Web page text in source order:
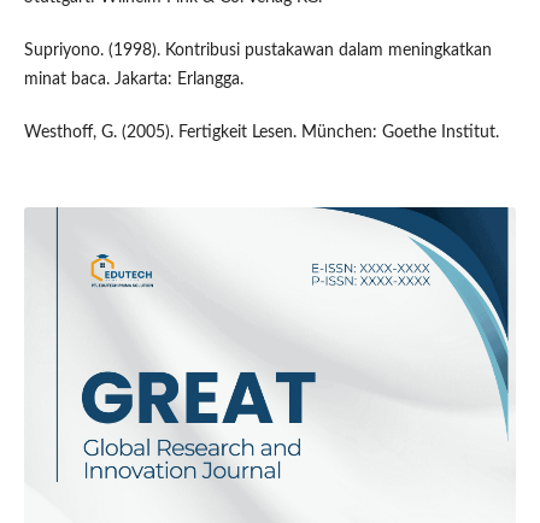
Supriyono. (1998). Kontribusi pustakawan dalam meningkatkan
minat baca. Jakarta: Erlangga.
Westhoff, G. (2005). Fertigkeit Lesen. München: Goethe Institut.